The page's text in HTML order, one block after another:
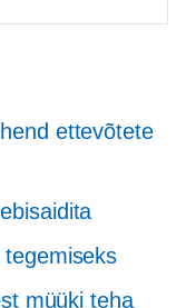
ettevõtete
müüki teha